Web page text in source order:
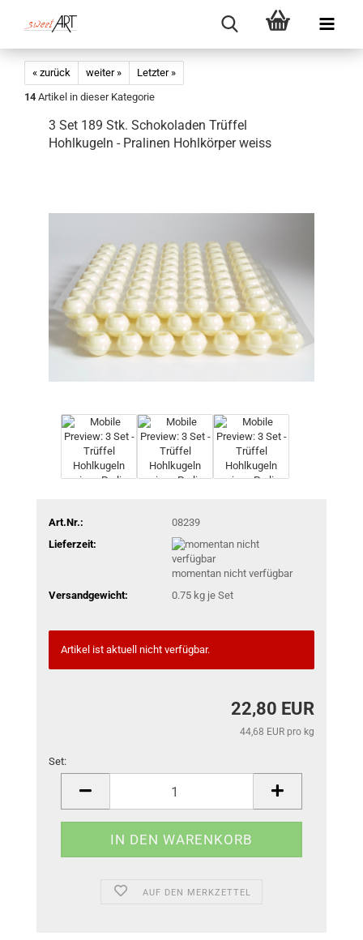
« zurück weiter »
Letzter »
14 Artikel in dieser Kategorie
3 Set 189 Stk. Schokoladen Trüffel
Hohlkugeln - Pralinen Hohlkörper weiss
Art.Nr.:
08239
Lieferzeit:
momentan nicht verfügbar
Versandgewicht:
0.75kg je Set
Artikel ist aktuell nicht verfügbar.
22,80 EUR
44,68 EUR pro kg
Set:
AUF DEN MERKZETTEL